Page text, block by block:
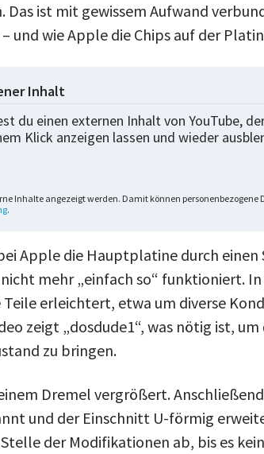
ist mit gewissem Aufwand
und wie Apple die Chips auf der
Inhalt
du einen externen Inhalt von YouTube,
Klick anzeigen lassen und wieder
Inhalte angezeigt werden. Damit können
.
Apple die Hauptplatine durch
mehr „einfach so“ funktioniert.
erleichtert, etwa um diverse
zeigt „dosdude1“, was nötig ist,
zu bringen.
Dremel vergrößert.
und der Einschnitt U-förmig
der Modifikationen ab, bis es